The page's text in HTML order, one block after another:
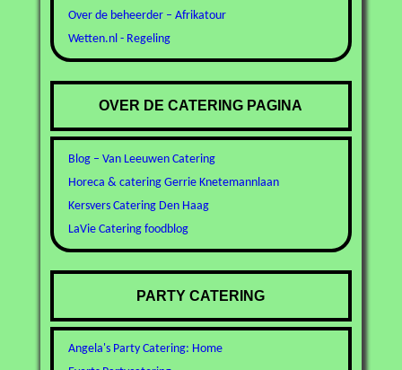
Over de beheerder – Afrikatour
Wetten.nl - Regeling
OVER DE CATERING PAGINA
Blog – Van Leeuwen Catering
Horeca & catering Gerrie Knetemannlaan
Kersvers Catering Den Haag
LaVie Catering foodblog
PARTY CATERING
Angela's Party Catering: Home